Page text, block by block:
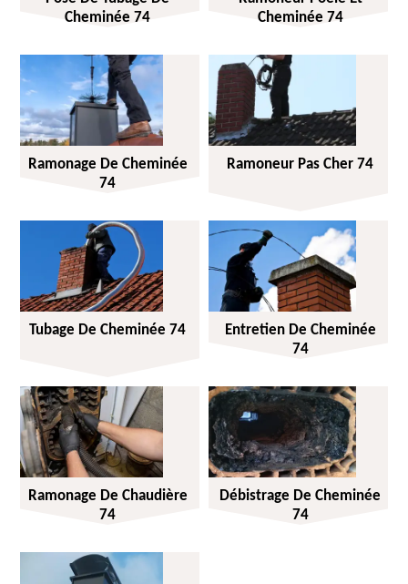
Cheminée 74
Cheminée 74
Ramonage De Cheminée
74
Ramoneur Pas Cher 74
Tubage De Cheminée 74
Entretien De Cheminée
74
Ramonage De Chaudière
74
Débistrage De Cheminée
74